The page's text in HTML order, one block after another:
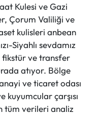
Kulesi ve Gazi
Çorum Valiliği ve
kulisleri anbean
Siyahlı sevdamız
fikstür ve transfer
atıyor. Bölge
ve ticaret odası
kuyumcular çarşısı
tüm verileri analiz